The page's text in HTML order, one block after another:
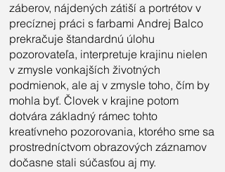
záberov, nájdených zátiší a portrétov v
precíznej práci s farbami Andrej Balco
prekračuje štandardnú úlohu
pozorovateľa, interpretuje krajinu nielen
v zmysle vonkajších životných
podmienok, ale aj v zmysle toho, čím by
mohla byť. Človek v krajine potom
dotvára základný rámec tohto
kreatívneho pozorovania, ktorého sme sa
prostredníctvom obrazových záznamov
dočasne stali súčasťou aj my.